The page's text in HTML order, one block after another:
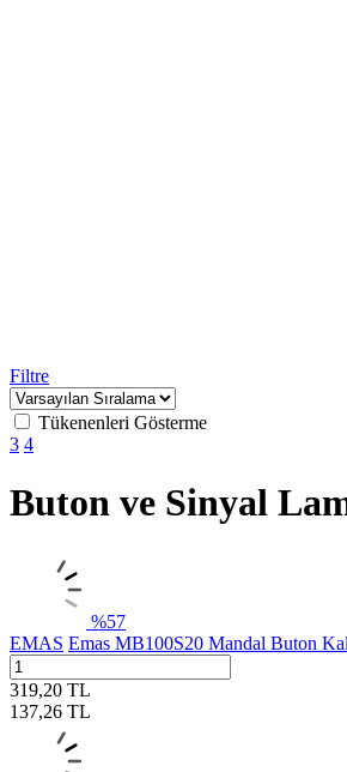
Filtre
Tükenenleri Gösterme
3 4
Buton ve Sinyal
%57
EMAS Emas MB100S20 Mandal Buton
319,20 TL
137,26 TL